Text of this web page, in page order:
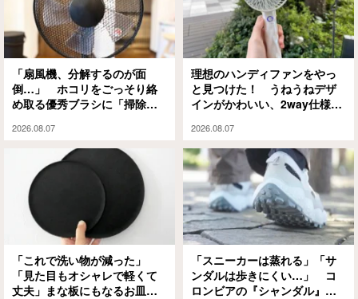
「扇風機、分解するのが面
倒…」 ホコリをごっそり絡
め取る優秀ブラシに「掃除の
2026.08.07
理想のハンディファンをやっ
と見つけた！ うねうねデザ
インがかわいい、2way仕様の
ない夏は無理」
2026.08.07
「これで洗い物が減った」
「見た目もオシャレで軽くて
丈夫」まな板にもなるお皿
「スニーカーは蒸れる」「サ
ンダルは歩きにくい…」 コ
ロンビアの『シャンダル』が